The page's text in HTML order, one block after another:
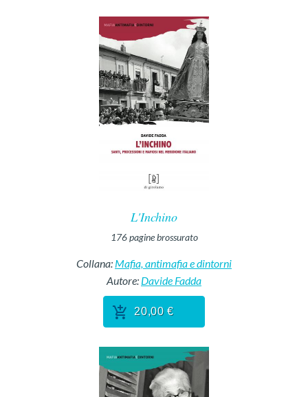
L'Inchino
176pagine brossurato
Collana: Mafia, antimafia e dintorni
Autore: Davide Fadda
20,00 €